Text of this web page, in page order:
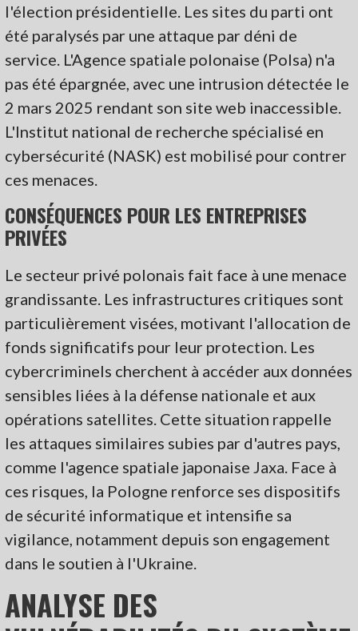
l'élection présidentielle. Les sites du parti ont
été paralysés par une attaque par déni de
service. L'Agence spatiale polonaise (Polsa) n'a
pas été épargnée, avec une intrusion détectée le
2 mars 2025 rendant son site web inaccessible.
L'Institut national de recherche spécialisé en
cybersécurité (NASK) est mobilisé pour contrer
ces menaces.
CONSÉQUENCES POUR LES ENTREPRISES
PRIVÉES
Le secteur privé polonais fait face à une menace
grandissante. Les infrastructures critiques sont
particulièrement visées, motivant l'allocation de
fonds significatifs pour leur protection. Les
cybercriminels cherchent à accéder aux données
sensibles liées à la défense nationale et aux
opérations satellites. Cette situation rappelle
les attaques similaires subies par d'autres pays,
comme l'agence spatiale japonaise Jaxa. Face à
ces risques, la Pologne renforce ses dispositifs
de sécurité informatique et intensifie sa
vigilance, notamment depuis son engagement
dans le soutien à l'Ukraine.
ANALYSE DES